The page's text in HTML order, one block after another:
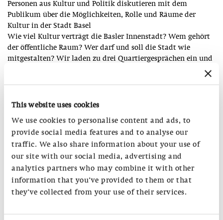
This website uses cookies
We use cookies to personalise content and ads, to
provide social media features and to analyse our
traffic. We also share information about your use of
our site with our social media, advertising and
analytics partners who may combine it with other
information that you’ve provided to them or that
they’ve collected from your use of their services.
Personen aus Kultur und Politik diskutieren mit dem
Publikum über die Möglichkeiten, Rolle und Räume der
Kultur in der Stadt Basel
Wie viel Kultur verträgt die Basler Innenstadt? Wem gehört
der öffentliche Raum? Wer darf und soll die Stadt wie
mitgestalten? Wir laden zu drei Quartiergesprächen ein und
wollen gemeinsam mit euch und Expert:innen aus der Kultur
Kulturinstitutionen als öffentlichen Raum.
Mit Kultur Teilhabe stärken
Es diskutieren mit dem Publikum die Expert:innen:
Patrick Oes (Co-Leitung Theater Public, Theater Basel)
Fama Diouf (Imagine Festival)
Ort:Foyer Public, Theater Basel